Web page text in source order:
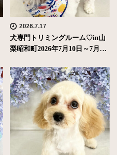
2026.7.17
犬専門トリミングルーム♡in山
梨昭和町2026年7月10日～7月…